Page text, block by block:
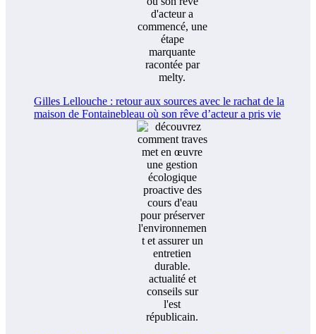
Gilles Lellouche : retour aux sources avec le rachat de la
maison de Fontainebleau où son rêve d’acteur a pris vie